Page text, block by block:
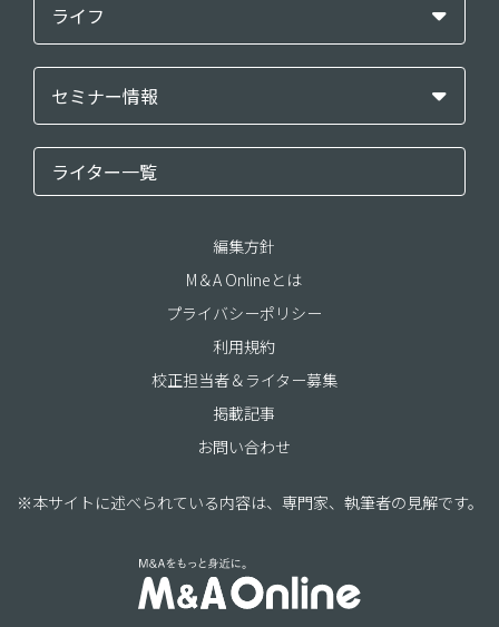
ライフ
セミナー情報
ライター一覧
編集方針
M＆A Onlineとは
プライバシーポリシー
利用規約
校正担当者＆ライター募集
掲載記事
お問い合わせ
※本サイトに述べられている内容は、専門家、執筆者の見解です。